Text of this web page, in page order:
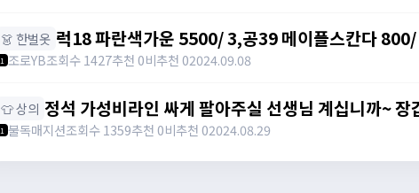
👗 한벌옷 럭18 파란색가운 5500/ 3,공39 메이플스칸다
팝니다 / 럭18 파란색가운 5500/ 3,공39 메이플스
1 조로YB조회수 1427추천 0비추천 02024.09.08
👕 상의 정석 가성비라인 싸게 팔아주실 선생님 계십니까~ 장갑 신발, 상하의, 슬레브 아직 아무것도 안맞췄습
니다 / 가격제시 / https://open.kakao.com/o/
1 불독매지션조회수 1359추천 0비추천 02024.08.29